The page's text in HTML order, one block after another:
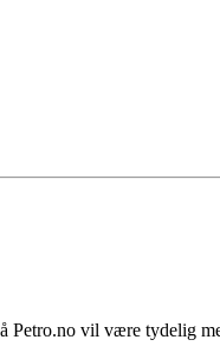
Petro.no vil være tydelig